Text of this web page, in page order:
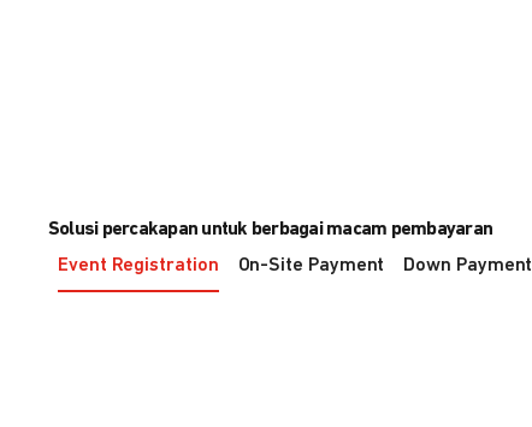
Solusi percakapan untuk berbagai macam pembayaran
Event Registration
On-Site Payment Down Payment